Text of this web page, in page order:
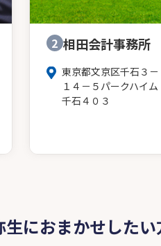
2 相田会計事務所
東京都文京区千石３－
１４－５パークハイム
千石４０３
におまかせしたい